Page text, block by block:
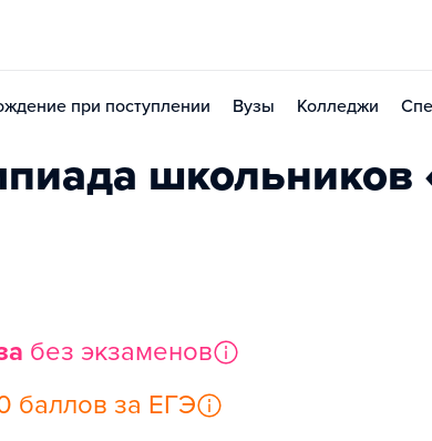
при поступлении Вузы Колледжи
школьников
без экзаменов
баллов за ЕГЭ